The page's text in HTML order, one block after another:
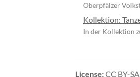
Oberpfälzer
Kollektion:
In der Kollektion
License:CC BY-